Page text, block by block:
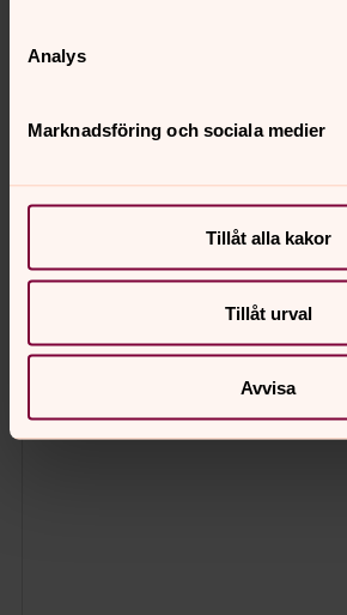
Analys
Marknadsföring och sociala medier
Tillåt alla kakor
Tillåt urval
Avvisa